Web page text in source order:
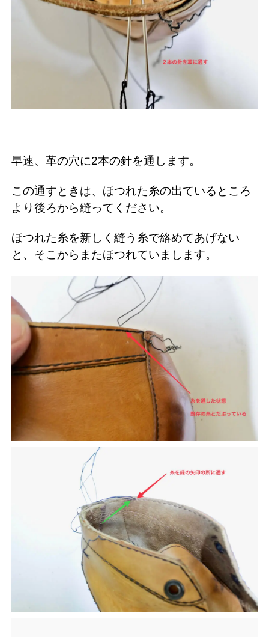
早速、革の穴に2本の針を通します。
この通すときは、ほつれた糸の出ているところ
より後ろから縫ってください。
ほつれた糸を新しく縫う糸で絡めてあげない
と、そこからまたほつれていまします。